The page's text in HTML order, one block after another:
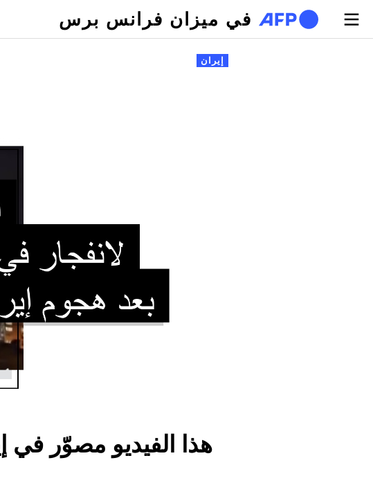
تجاوز إلى المحتوى الرئيسي
في ميزان فرانس برس
التبويبات الأساسية
إيران
هذا الفيديو مصوّر في